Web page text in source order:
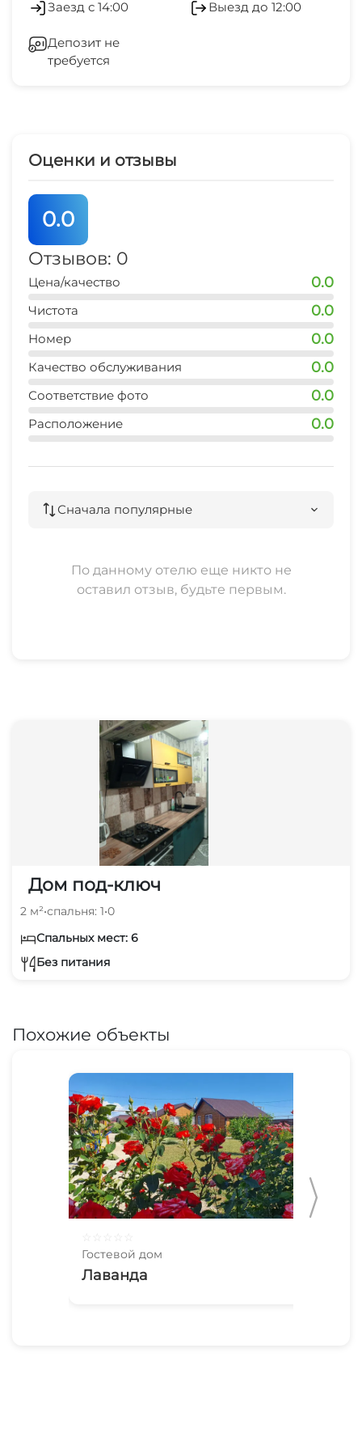
магазин продукты
остановка транспорта
10-15 мин
40 мин
дельфинарий
СВЧ
Заезд с 14:00 Выезд до 12:00
Депозит не
требуется
Оценки и отзывы
0.0
Отзывов: 0
Цена/качество 0.0
Чистота 0.0
Номер 0.0
Качество обслуживания 0.0
Соответствие фото 0.0
Расположение 0.0
Сначала популярные
По данному отелю еще никто не
оставил отзыв, будьте первым.
Дом под-ключ
2 м²•спальня: 1•0
Спальных мест: 6
Без питания
Похожие объекты
Гостевой дом
Лаванда